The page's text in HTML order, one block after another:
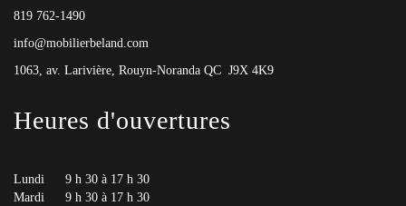
819 762-1490
info@mobilierbeland.com
1063, av. Larivière, Rouyn-Noranda QC J9X 4K9
Heures d'ouvertures
Lundi
9 h 30 à 17 h 30
Mardi
9 h 30 à 17 h 30